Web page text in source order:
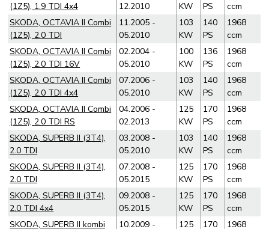
(1Z5), 1.9 TDI 4x4
12.2010
KW
PS
ccm
SKODA, OCTAVIA II Combi
(1Z5), 2.0 TDI
11.2005 -
05.2010
103
KW
140
PS
1968
ccm
SKODA, OCTAVIA II Combi
(1Z5), 2.0 TDI 16V
02.2004 -
05.2010
100
KW
136
PS
1968
ccm
SKODA, OCTAVIA II Combi
(1Z5), 2.0 TDI 4x4
07.2006 -
05.2010
103
KW
140
PS
1968
ccm
SKODA, OCTAVIA II Combi
(1Z5), 2.0 TDI RS
04.2006 -
02.2013
125
KW
170
PS
1968
ccm
SKODA, SUPERB II (3T4),
2.0 TDI
03.2008 -
05.2010
103
KW
140
PS
1968
ccm
SKODA, SUPERB II (3T4),
2.0 TDI
07.2008 -
05.2015
125
KW
170
PS
1968
ccm
SKODA, SUPERB II (3T4),
2.0 TDI 4x4
09.2008 -
05.2015
125
KW
170
PS
1968
ccm
SKODA, SUPERB II kombi
10.2009 -
125
170
1968